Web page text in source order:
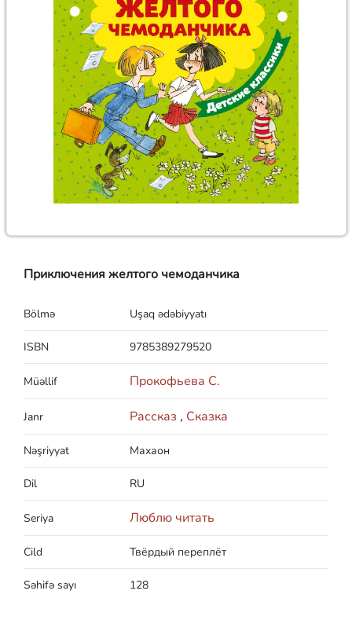
Приключения желтого чемоданчика
Bölmə Uşaq ədəbiyyatı
ISBN 9785389279520
Müəllif Прокофьева С.
Janr Рассказ , Сказка
Nəşriyyat Махаон
Dil RU
Seriya Люблю читать
Cild Твёрдый переплёт
Səhifə sayı 128